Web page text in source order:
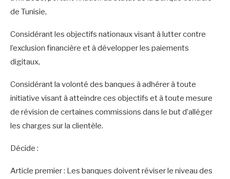
de Tunisie,
Considérant les objectifs nationaux visant à lutter contre
l’exclusion financière et à développer les paiements
digitaux,
Considérant la volonté des banques à adhérer à toute
initiative visant à atteindre ces objectifs et à toute mesure
de révision de certaines commissions dans le but d’alléger
les charges sur la clientèle.
Décide :
Article premier : Les banques doivent réviser le niveau des